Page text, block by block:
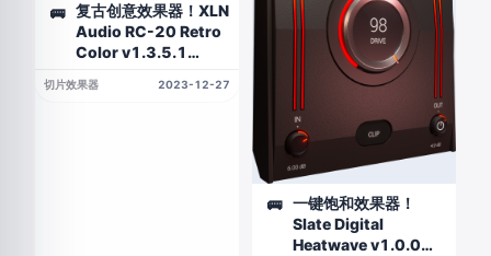
🚌
复古创意效果器！XLN
Audio RC-20 Retro
Color v1.3.5.1
切片效果器 2023-12-27
🚌
一键饱和效果器！
Slate Digital
Heatwave v1.0.0